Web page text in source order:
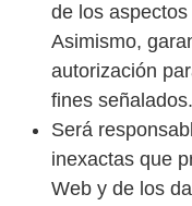
de los
Asimismo,
autorización
fines señalados.
Será
inexactas que
Web y de los